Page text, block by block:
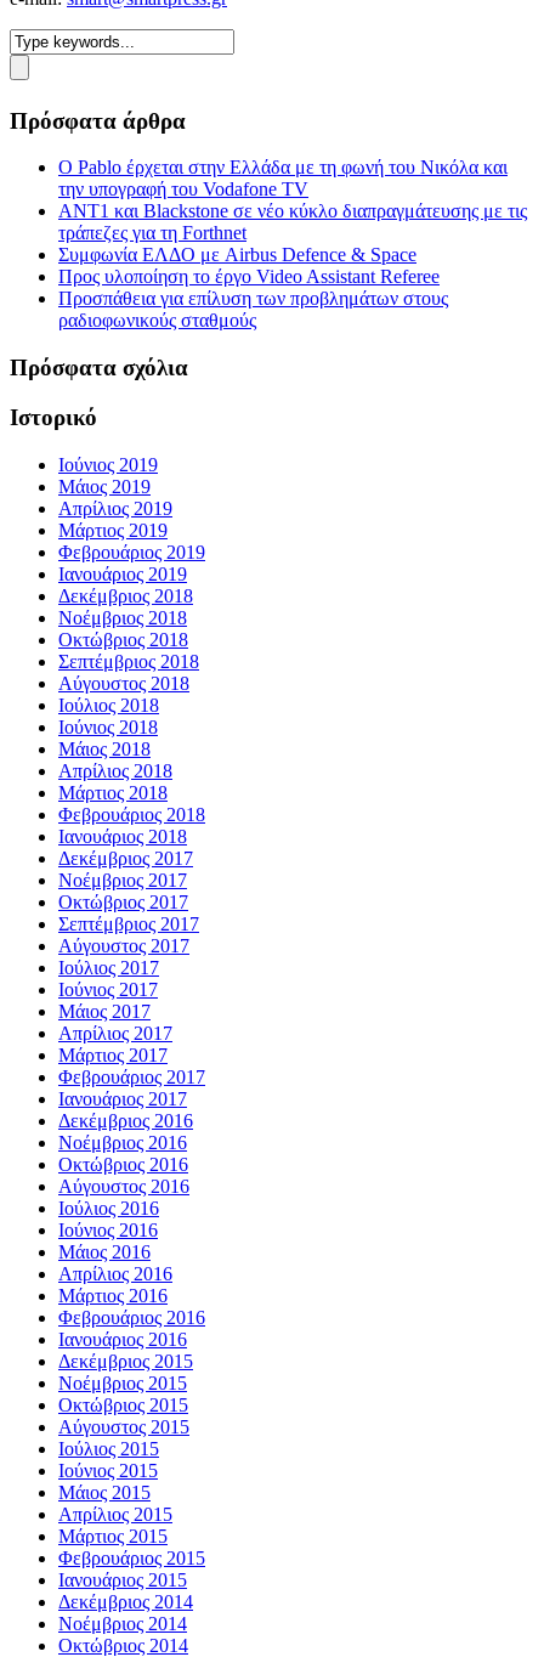
Πρόσφατα άρθρα
Ο Pablo έρχεται στην Ελλάδα με τη φωνή του Νικόλα και
την υπογραφή του Vodafone TV
ΑΝΤ1 και Blackstone σε νέο κύκλο διαπραγμάτευσης με τις
τράπεζες για τη Forthnet
Συμφωνία ΕΛΔΟ με Airbus Defence & Space
Προς υλοποίηση το έργο Video Assistant Referee
Προσπάθεια για επίλυση των προβλημάτων στους
ραδιοφωνικούς σταθμούς
Πρόσφατα σχόλια
Ιστορικό
Ιούνιος 2019
Μάιος 2019
Απρίλιος 2019
Μάρτιος 2019
Φεβρουάριος 2019
Ιανουάριος 2019
Δεκέμβριος 2018
Νοέμβριος 2018
Οκτώβριος 2018
Σεπτέμβριος 2018
Αύγουστος 2018
Ιούλιος 2018
Ιούνιος 2018
Μάιος 2018
Απρίλιος 2018
Μάρτιος 2018
Φεβρουάριος 2018
Ιανουάριος 2018
Δεκέμβριος 2017
Νοέμβριος 2017
Οκτώβριος 2017
Σεπτέμβριος 2017
Αύγουστος 2017
Ιούλιος 2017
Ιούνιος 2017
Μάιος 2017
Απρίλιος 2017
Μάρτιος 2017
Φεβρουάριος 2017
Ιανουάριος 2017
Δεκέμβριος 2016
Νοέμβριος 2016
Οκτώβριος 2016
Αύγουστος 2016
Ιούλιος 2016
Ιούνιος 2016
Μάιος 2016
Απρίλιος 2016
Μάρτιος 2016
Φεβρουάριος 2016
Ιανουάριος 2016
Δεκέμβριος 2015
Νοέμβριος 2015
Οκτώβριος 2015
Αύγουστος 2015
Ιούλιος 2015
Ιούνιος 2015
Μάιος 2015
Απρίλιος 2015
Μάρτιος 2015
Φεβρουάριος 2015
Ιανουάριος 2015
Δεκέμβριος 2014
Νοέμβριος 2014
Οκτώβριος 2014